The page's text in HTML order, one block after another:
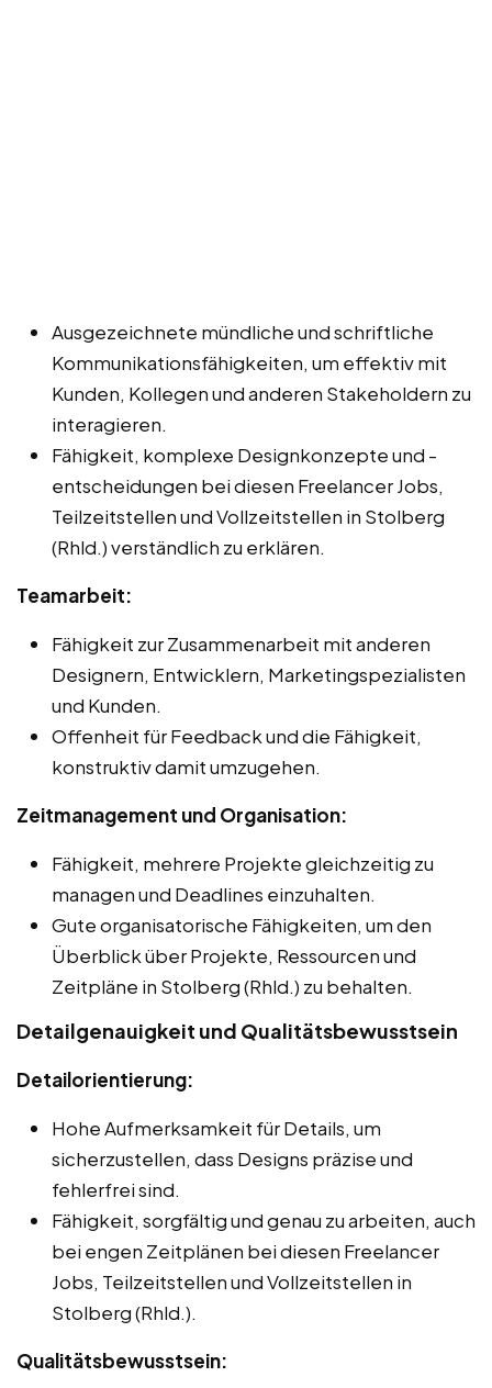
Ausgezeichnete mündliche und schriftliche
Kommunikationsfähigkeiten, um effektiv mit
Kunden, Kollegen und anderen Stakeholdern zu
interagieren.
Fähigkeit, komplexe Designkonzepte und -
entscheidungen bei diesen Freelancer Jobs,
Teilzeitstellen und Vollzeitstellen in Stolberg
(Rhld.) verständlich zu erklären.
Teamarbeit:
Fähigkeit zur Zusammenarbeit mit anderen
Designern, Entwicklern, Marketingspezialisten
und Kunden.
Offenheit für Feedback und die Fähigkeit,
konstruktiv damit umzugehen.
Zeitmanagement und Organisation:
Fähigkeit, mehrere Projekte gleichzeitig zu
managen und Deadlines einzuhalten.
Gute organisatorische Fähigkeiten, um den
Überblick über Projekte, Ressourcen und
Zeitpläne in Stolberg (Rhld.) zu behalten.
Detailgenauigkeit und Qualitätsbewusstsein
Detailorientierung:
Hohe Aufmerksamkeit für Details, um
sicherzustellen, dass Designs präzise und
fehlerfrei sind.
Fähigkeit, sorgfältig und genau zu arbeiten, auch
bei engen Zeitplänen bei diesen Freelancer
Jobs, Teilzeitstellen und Vollzeitstellen in
Stolberg (Rhld.).
Qualitätsbewusstsein: